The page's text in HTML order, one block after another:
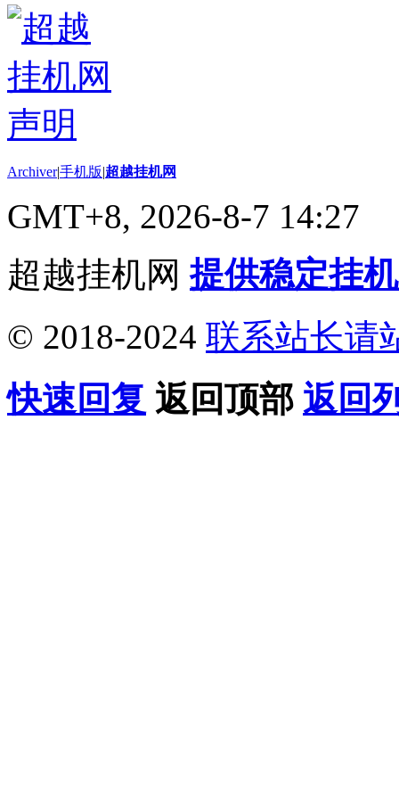
Archiver|手机版|超越挂机网
GMT+8, 2026-8-7 14:27
超越挂机网提供稳定挂
© 2018-2024 联系站长请
快速回复 返回顶部 返回